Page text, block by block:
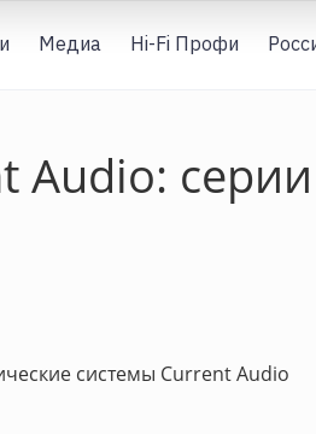
Медиа Hi-Fi Профи
серии
системы Сurrent Audio